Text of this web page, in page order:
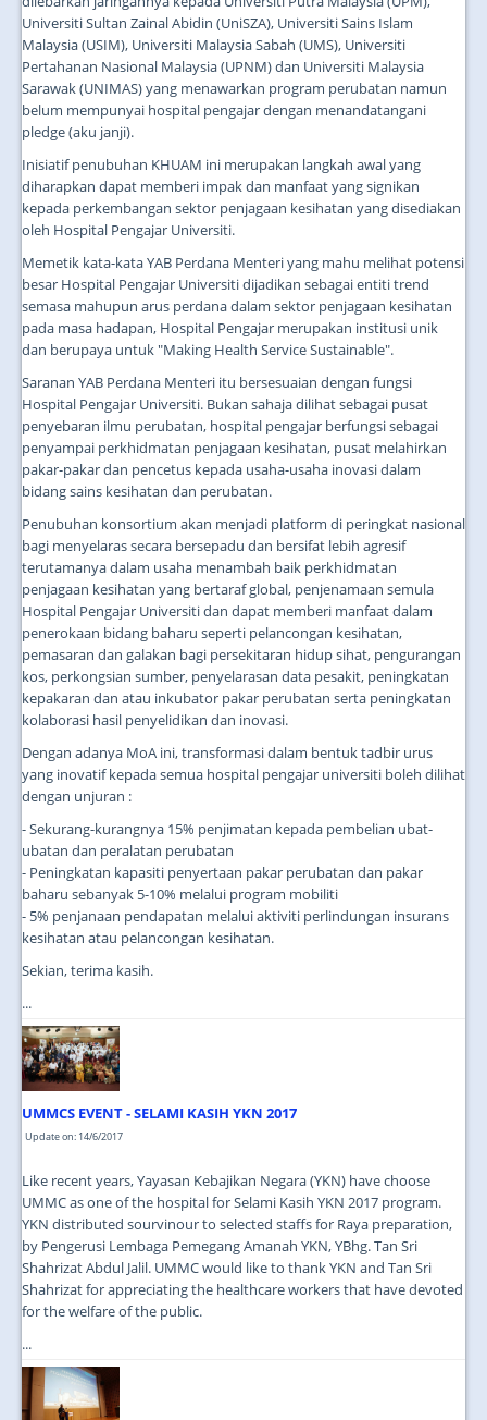
Universiti Sultan Zainal Abidin (UniSZA), Universiti Sains Islam
Malaysia (USIM), Universiti Malaysia Sabah (UMS), Universiti
Pertahanan Nasional Malaysia (UPNM) dan Universiti Malaysia
Sarawak (UNIMAS) yang menawarkan program perubatan namun
belum mempunyai hospital pengajar dengan menandatangani
pledge (aku janji).
Inisiatif penubuhan KHUAM ini merupakan langkah awal yang
diharapkan dapat memberi impak dan manfaat yang signikan
kepada perkembangan sektor penjagaan kesihatan yang disediakan
oleh Hospital Pengajar Universiti.
Memetik kata-kata YAB Perdana Menteri yang mahu melihat potensi
besar Hospital Pengajar Universiti dijadikan sebagai entiti trend
semasa mahupun arus perdana dalam sektor penjagaan kesihatan
pada masa hadapan, Hospital Pengajar merupakan institusi unik
dan berupaya untuk "Making Health Service Sustainable".
Saranan YAB Perdana Menteri itu bersesuaian dengan fungsi
Hospital Pengajar Universiti. Bukan sahaja dilihat sebagai pusat
penyebaran ilmu perubatan, hospital pengajar berfungsi sebagai
penyampai perkhidmatan penjagaan kesihatan, pusat melahirkan
pakar-pakar dan pencetus kepada usaha-usaha inovasi dalam
bidang sains kesihatan dan perubatan.
Penubuhan konsortium akan menjadi platform di peringkat nasional
bagi menyelaras secara bersepadu dan bersifat lebih agresif
terutamanya dalam usaha menambah baik perkhidmatan
penjagaan kesihatan yang bertaraf global, penjenamaan semula
Hospital Pengajar Universiti dan dapat memberi manfaat dalam
penerokaan bidang baharu seperti pelancongan kesihatan,
pemasaran dan galakan bagi persekitaran hidup sihat, pengurangan
kos, perkongsian sumber, penyelarasan data pesakit, peningkatan
kepakaran dan atau inkubator pakar perubatan serta peningkatan
kolaborasi hasil penyelidikan dan inovasi.
Dengan adanya MoA ini, transformasi dalam bentuk tadbir urus
yang inovatif kepada semua hospital pengajar universiti boleh dilihat
dengan unjuran :
- Sekurang-kurangnya 15% penjimatan kepada pembelian ubat-
ubatan dan peralatan perubatan
- Peningkatan kapasiti penyertaan pakar perubatan dan pakar
baharu sebanyak 5-10% melalui program mobiliti
- 5% penjanaan pendapatan melalui aktiviti perlindungan insurans
kesihatan atau pelancongan kesihatan.
Sekian, terima kasih.
...
UMMCS EVENT - SELAMI KASIH YKN 2017
Update on: 14/6/2017
Like recent years, Yayasan Kebajikan Negara (YKN) have choose
UMMC as one of the hospital for Selami Kasih YKN 2017 program.
YKN distributed sourvinour to selected staffs for Raya preparation,
by Pengerusi Lembaga Pemegang Amanah YKN, YBhg. Tan Sri
Shahrizat Abdul Jalil. UMMC would like to thank YKN and Tan Sri
Shahrizat for appreciating the healthcare workers that have devoted
for the welfare of the public.
...